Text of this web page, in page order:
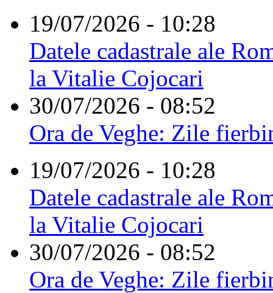
19/07/2026 - 10:28
Datele cadastrale ale
la Vitalie Cojocari
30/07/2026 - 08:52
Ora de Veghe: Zile
19/07/2026 - 10:28
Datele cadastrale ale
la Vitalie Cojocari
30/07/2026 - 08:52
Ora de Veghe: Zile